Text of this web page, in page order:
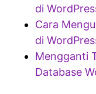
di
Cara
di
Mengganti
Database